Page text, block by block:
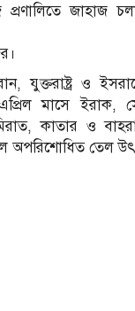
জাহাজ
যুক্তরাষ্ট্র ও
মাসে
কাতার ও
অপরিশোধিত তেল